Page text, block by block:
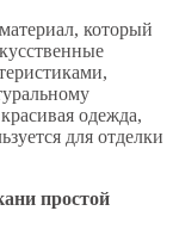
который
одежда,
для отделки
простой